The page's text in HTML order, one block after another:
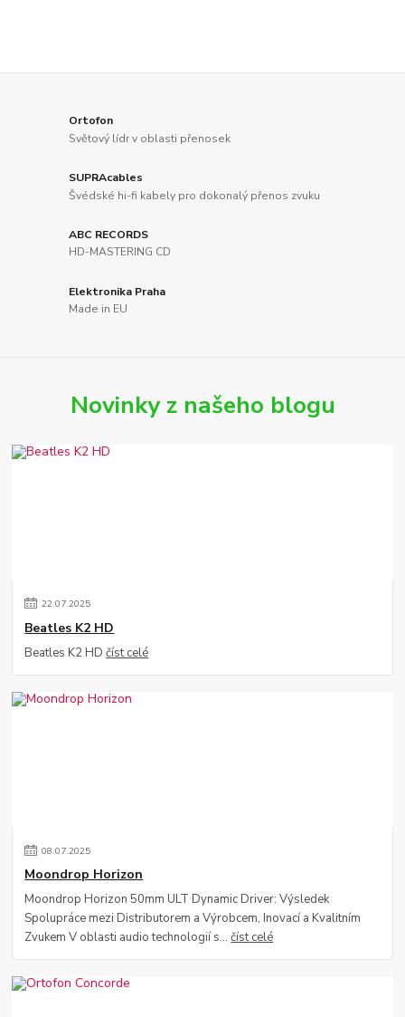
Ortofon
Světový lídr v oblasti přenosek
SUPRAcables
Švédské hi-fi kabely pro dokonalý přenos zvuku
ABC RECORDS
HD-MASTERING CD
Elektronika Praha
Made in EU
Novinky z našeho blogu
22.07.2025
Beatles K2 HD
Beatles K2 HDčíst celé
08.07.2025
Moondrop Horizon
Moondrop Horizon 50mm ULT Dynamic Driver: Výsledek
Spolupráce mezi Distributorem a Výrobcem, Inovací a Kvalitním
Zvukem V oblasti audio technologií s...číst celé